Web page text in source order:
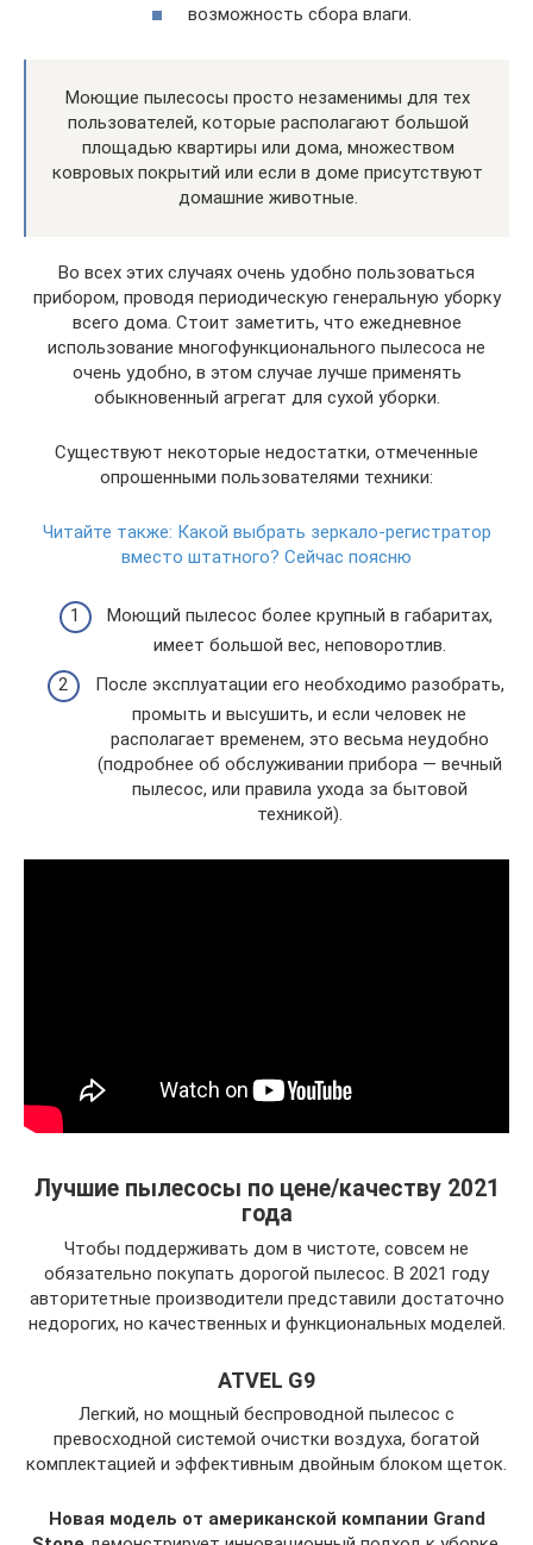
возможность сбора влаги.
Моющие пылесосы просто незаменимы для тех
пользователей, которые располагают большой
площадью квартиры или дома, множеством
ковровых покрытий или если в доме присутствуют
домашние животные.
Во всех этих случаях очень удобно пользоваться
прибором, проводя периодическую генеральную уборку
всего дома. Стоит заметить, что ежедневное
использование многофункционального пылесоса не
очень удобно, в этом случае лучше применять
обыкновенный агрегат для сухой уборки.
Существуют некоторые недостатки, отмеченные
опрошенными пользователями техники:
Читайте также: Какой выбрать зеркало-регистратор
вместо штатного? Сейчас поясню
Моющий пылесос более крупный в габаритах,
имеет большой вес, неповоротлив.
После эксплуатации его необходимо разобрать,
промыть и высушить, и если человек не
располагает временем, это весьма неудобно
(подробнее об обслуживании прибора — вечный
пылесос, или правила ухода за бытовой
техникой).
Лучшие пылесосы по цене/качеству 2021
года
Чтобы поддерживать дом в чистоте, совсем не
обязательно покупать дорогой пылесос. В 2021 году
авторитетные производители представили достаточно
недорогих, но качественных и функциональных моделей.
ATVEL G9
Легкий, но мощный беспроводной пылесос с
превосходной системой очистки воздуха, богатой
комплектацией и эффективным двойным блоком щеток.
Новая модель от американской компании Grand